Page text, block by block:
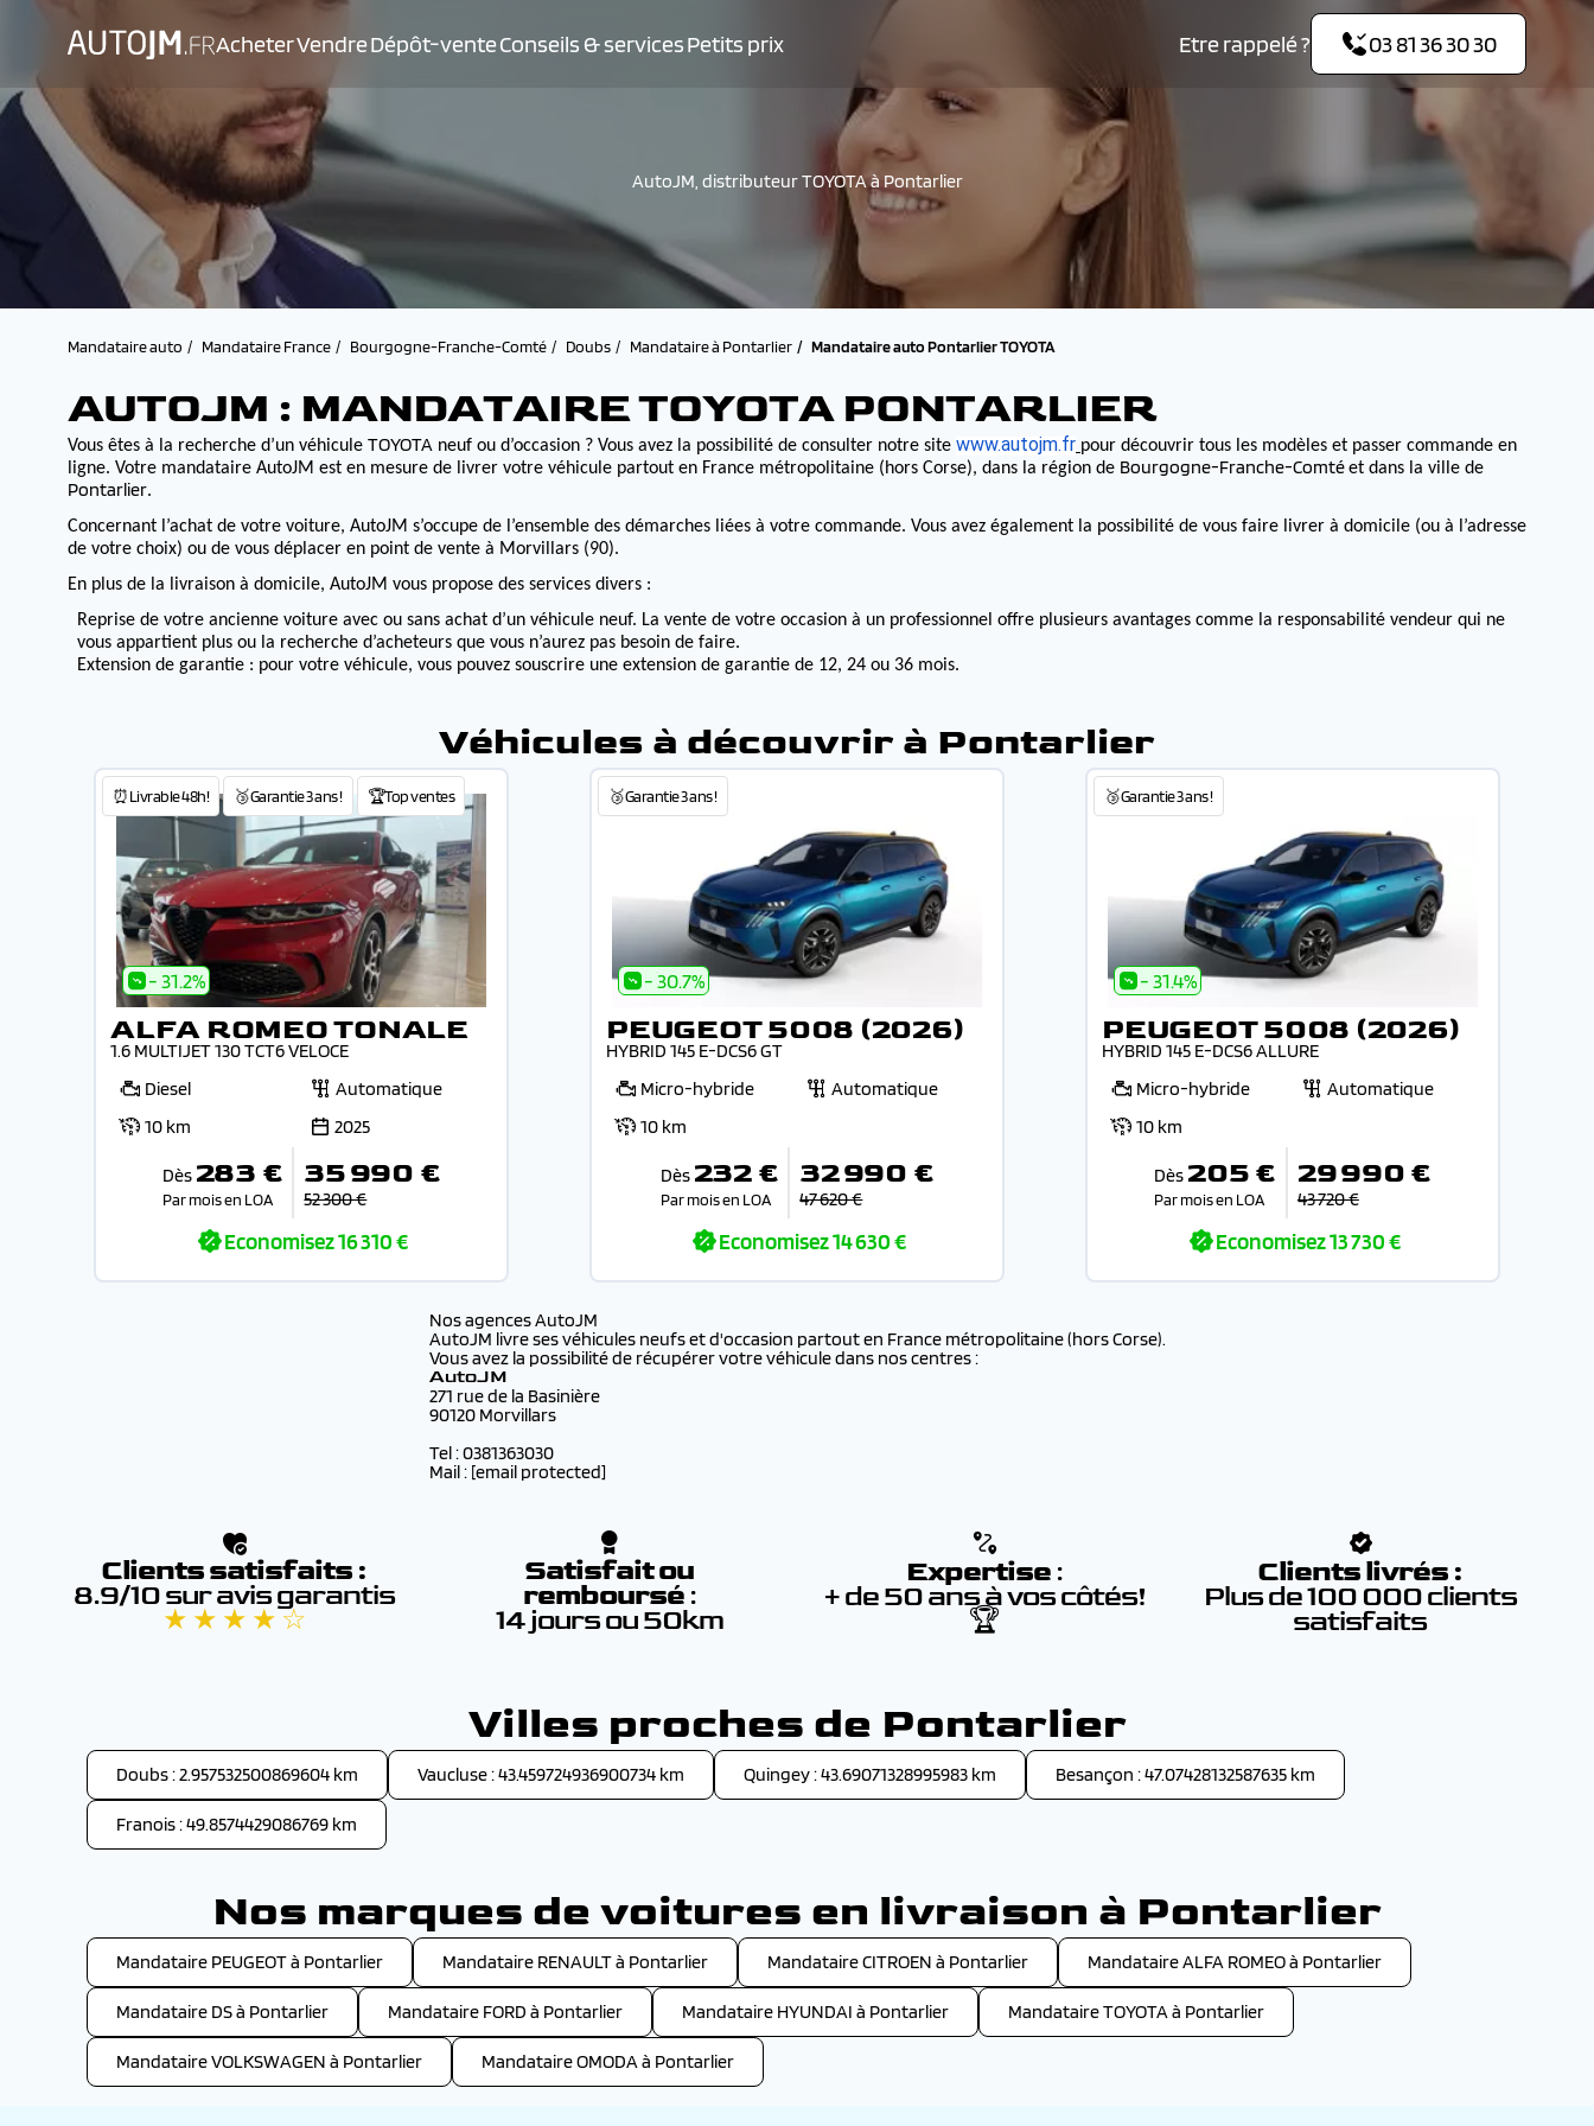
AcheterVendreDépôt-venteConseils & servicesPetits prix Etre rappelé ? 03 81 36 30 30
AutoJM, distributeur TOYOTA à Pontarlier
Mandataire auto Mandataire France Bourgogne-Franche-Comté Doubs Mandataire à Pontarlier Mandataire auto Pontarlier TOYOTA
AUTOJM : MANDATAIRE TOYOTA PONTARLIER
Vous êtes à la recherche d’un véhicule TOYOTA neuf ou d’occasion ? Vous avez la possibilité de consulter notre site www.autojm.fr pour découvrir tous les modèles et passer commande en
ligne. Votre mandataire AutoJM est en mesure de livrer votre véhicule partout en France métropolitaine (hors Corse), dans la région de Bourgogne-Franche-Comtéet dans la ville de
Pontarlier.
Concernant l’achat de votre voiture, AutoJM s’occupe de l’ensemble des démarches liées à votre commande. Vous avez également la possibilité de vous faire livrer à domicile (ou à l’adresse
de votre choix) ou de vous déplacer en point de vente à Morvillars (90).
En plus de la livraison à domicile, AutoJM vous propose des services divers :
Reprise de votre ancienne voiture avec ou sans achat d’un véhicule neuf. La vente de votre occasion à un professionnel offre plusieurs avantages comme la responsabilité vendeur qui ne
vous appartient plus ou la recherche d’acheteurs que vous n’aurez pas besoin de faire.
Extension de garantie : pour votre véhicule, vous pouvez souscrire une extension de garantie de 12, 24 ou 36 mois.
Véhicules à découvrir à Pontarlier
⏰Livrable 48h! 🥉Garantie 3 ans ! 🏆Top ventes
- 31.2%
ALFA ROMEO TONALE
1.6 MULTIJET 130 TCT6 VELOCE
Diesel
Automatique
10 km
2025
Dès 283 €
Par mois en LOA
35 990 €
52 300 €
Economisez16 310 €
🥉Garantie 3 ans !
- 30.7%
PEUGEOT 5008 (2026)
HYBRID 145 E-DCS6 GT
Micro-hybride
Automatique
10 km
Dès 232 €
Par mois en LOA
32 990 €
47 620 €
Economisez14 630 €
🥉Garantie 3 ans !
- 31.4%
PEUGEOT 5008 (2026)
HYBRID 145 E-DCS6 ALLURE
Micro-hybride
Automatique
10 km
Dès 205 €
Par mois en LOA
29 990 €
43 720 €
Economisez13 730 €
Nos agences AutoJM
AutoJM livre ses véhicules neufs et d'occasion partout en France métropolitaine (hors Corse).
Vous avez la possibilité de récupérer votre véhicule dans nos centres :
AutoJM
271 rue de la Basinière
90120 Morvillars
Tel : 0381363030
Mail : [email protected]
Clients satisfaits :
8.9/10 sur avis garantis
★ ★ ★ ★ ☆
Satisfait ou
remboursé :
14 jours ou 50km
Expertise :
+ de 50 ans à vos côtés!
🏆
Clients livrés :
Plus de 100 000 clients
satisfaits
Villes proches de Pontarlier
Doubs : 2.957532500869604 km Vaucluse : 43.459724936900734 km Quingey : 43.69071328995983 km Besançon : 47.07428132587635 km
Franois : 49.8574429086769 km
Nos marques de voitures en livraison à Pontarlier
Mandataire PEUGEOT à Pontarlier Mandataire RENAULT à Pontarlier Mandataire CITROEN à Pontarlier Mandataire ALFA ROMEO à Pontarlier
Mandataire DS à Pontarlier Mandataire FORD à Pontarlier Mandataire HYUNDAI à Pontarlier Mandataire TOYOTA à Pontarlier
Mandataire VOLKSWAGEN à Pontarlier Mandataire OMODA à Pontarlier